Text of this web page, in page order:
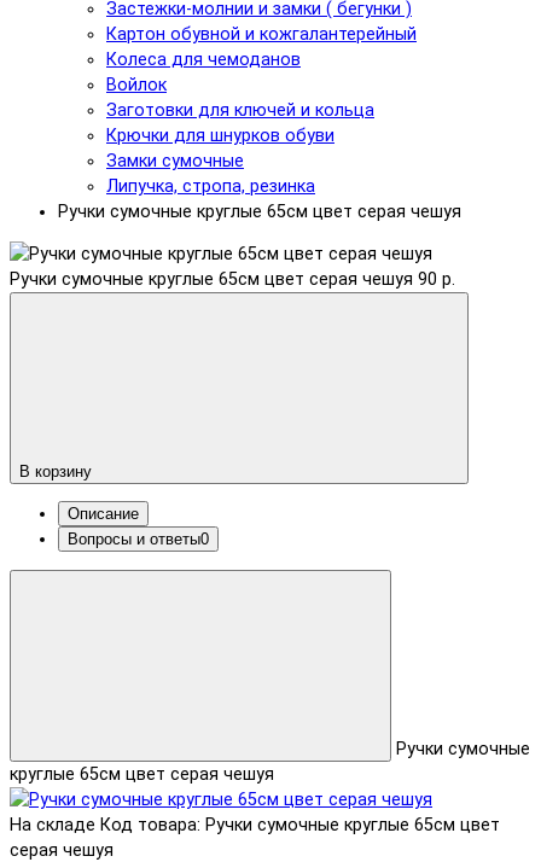
Застежки-молнии и замки ( бегунки )
Картон обувной и кожгалантерейный
Колеса для чемоданов
Войлок
Заготовки для ключей и кольца
Крючки для шнурков обуви
Замки сумочные
Липучка, стропа, резинка
Ручки сумочные круглые 65см цвет серая чешуя
Ручки сумочные круглые 65см цвет серая чешуя 90 р.
В корзину
Описание
Вопросы и ответы0
Ручки сумочные
круглые 65см цвет серая чешуя
На складе Код товара: Ручки сумочные круглые 65см цвет
серая чешуя